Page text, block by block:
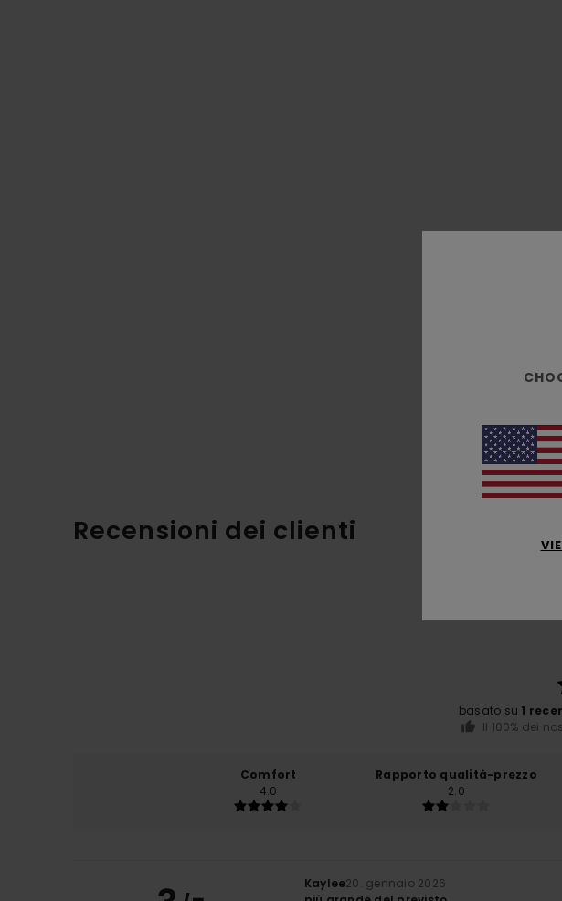
Recensioni dei clienti
basato su 1
Il 100% dei
Comfort
4.0
Rapporto qualità-prezzo
2.0
Kaylee20. gennaio 2026